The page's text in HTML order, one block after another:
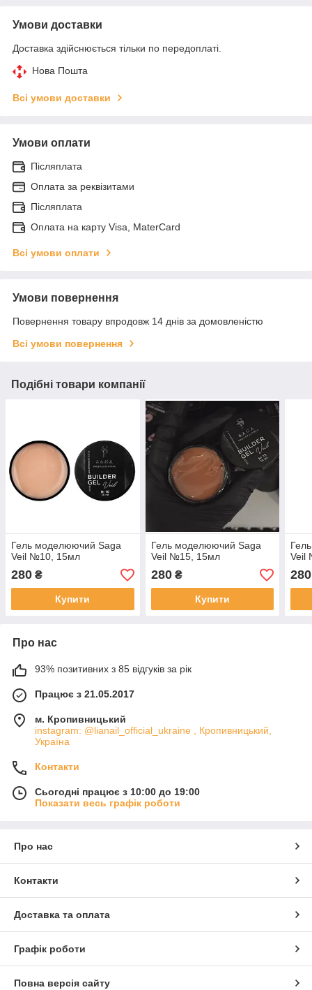
Умови доставки
Доставка здійснюється тільки по передоплаті.
Нова Пошта
Всі умови доставки
Умови оплати
Післяплата
Оплата за реквізитами
Післяплата
Оплата на карту Visa, MaterCard
Всі умови оплати
Умови повернення
Повернення товару впродовж 14 днів за домовленістю
Всі умови повернення
Подібні товари компанії
Гель моделюючий Saga
Veil №10, 15мл
280 ₴
Купити
Гель моделюючий Saga
Veil №15, 15мл
280₴
Купити
Veil
280
Про нас
93% позитивних з 85 відгуків за рік
Працює з 21.05.2017
м. Кропивницький
instagram: @lianail_official_ukraine , Кропивницький,
Україна
Контакти
Сьогодні працює з 10:00 до 19:00
Показати весь графік роботи
Про нас
Контакти
Доставка та оплата
Графік роботи
Повна версія сайту